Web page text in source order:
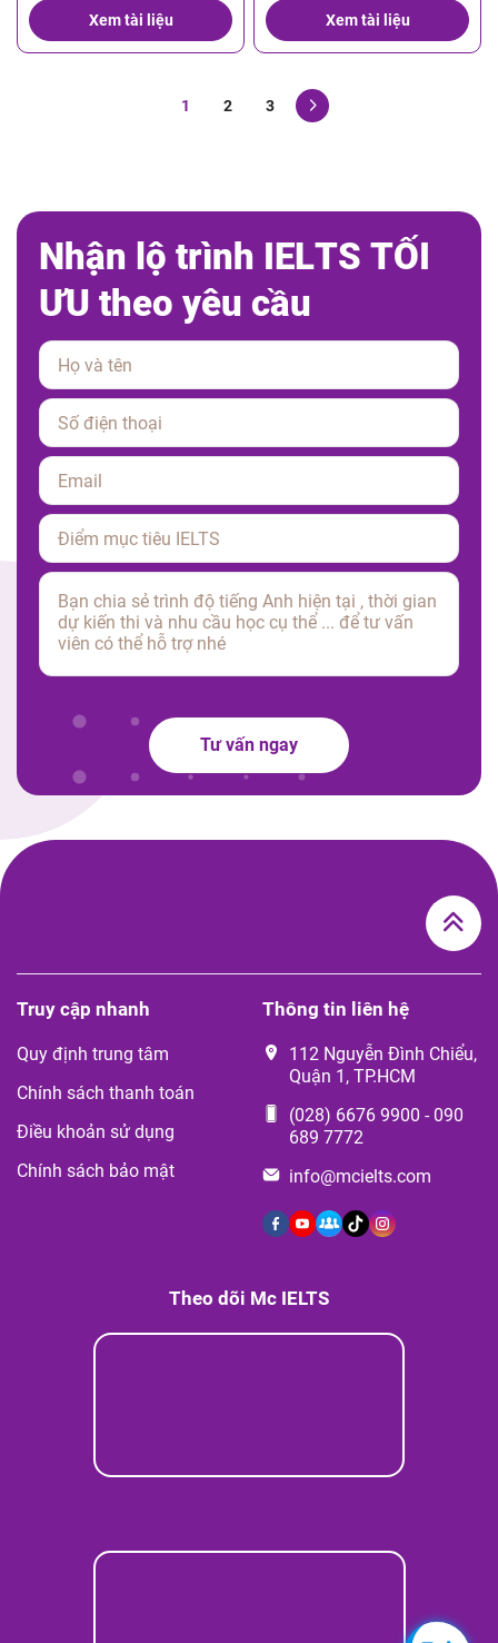
với các giới từ khác, nó tạo
thành vô số cụm động từ với
Look mang những ý nghĩa vô
Xem tài liệu
bản, giúp chúng ta có thể dễ
dàng hơn trong quá trình
giao tiếp. Nắm vững những
để giao tiếp tiếng Anh tự
nhiên và trôi chảy […]
Xem tài liệu
1 2 3
Nhận lộ trình IELTS TỐI
ƯU theo yêu cầu
Please leave this field empty.
Tư vấn ngay
Truy cập nhanh
Quy định trung tâm
Chính sách thanh toán
Điều khoản sử dụng
Chính sách bảo mật
Thông tin liên hệ
112 Nguyễn Đình Chiểu,
Quận 1, TP.HCM
(028) 6676 9900 - 090
689 7772
info@mcielts.com
Theo dõi Mc IELTS